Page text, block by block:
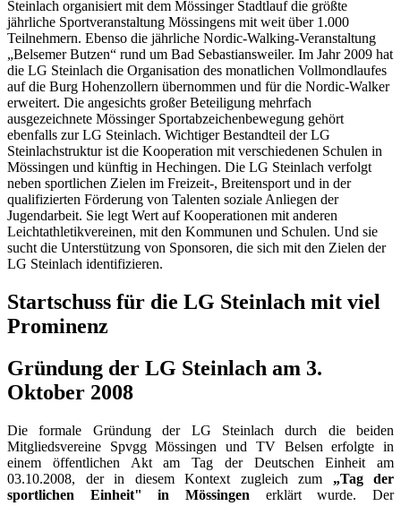
Steinlach organisiert mit dem Mössinger Stadtlauf die größte
jährliche Sportveranstaltung Mössingens mit weit über 1.000
Teilnehmern. Ebenso die jährliche Nordic-Walking-Veranstaltung
„Belsemer Butzen“ rund um Bad Sebastiansweiler. Im Jahr 2009 hat
die LG Steinlach die Organisation des monatlichen Vollmondlaufes
auf die Burg Hohenzollern übernommen und für die Nordic-Walker
erweitert. Die angesichts großer Beteiligung mehrfach
ausgezeichnete Mössinger Sportabzeichenbewegung gehört
ebenfalls zur LG Steinlach. Wichtiger Bestandteil der LG
Steinlachstruktur ist die Kooperation mit verschiedenen Schulen in
Mössingen und künftig in Hechingen. Die LG Steinlach verfolgt
neben sportlichen Zielen im Freizeit-, Breitensport und in der
qualifizierten Förderung von Talenten soziale Anliegen der
Jugendarbeit. Sie legt Wert auf Kooperationen mit anderen
Leichtathletikvereinen, mit den Kommunen und Schulen. Und sie
sucht die Unterstützung von Sponsoren, die sich mit den Zielen der
LG Steinlach identifizieren.
Startschuss für die LG Steinlach mit viel
Prominenz
Gründung der LG Steinlach am 3.
Oktober 2008
Die formale Gründung der LG Steinlach durch die beiden
Mitgliedsvereine Spvgg Mössingen und TV Belsen erfolgte in
einem öffentlichen Akt am Tag der Deutschen Einheit am
03.10.2008, der in diesem Kontext zugleich zum „Tag der
sportlichen Einheit" in Mössingen erklärt wurde. Der